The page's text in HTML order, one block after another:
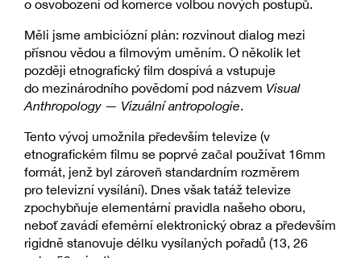
o osvobození od komerce volbou nových postupů.
Měli jsme ambiciózní plán: rozvinout dialog mezi
přísnou vědou a filmovým uměním. O několik let
později etnografický film dospívá a vstupuje
do mezinárodního povědomí pod názvem Visual
Anthropology — Vizuální antropologie.
Tento vývoj umožnila především televize (v
etnografickém filmu se poprvé začal používat 16mm
formát, jenž byl zároveň standardním rozměrem
pro televizní vysílání). Dnes však tatáž televize
zpochybňuje elementární pravidla našeho oboru,
neboť zavádí efemérní elektronický obraz a především
rigidně stanovuje délku vysílaných pořadů (13, 26